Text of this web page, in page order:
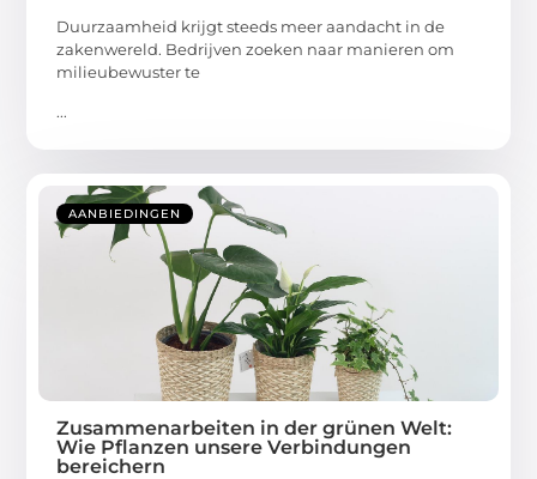
Duurzaamheid krijgt steeds meer aandacht in de
zakenwereld. Bedrijven zoeken naar manieren om
milieubewuster te
...
AANBIEDINGEN
Zusammenarbeiten in der grünen Welt:
Wie Pflanzen unsere Verbindungen
bereichern